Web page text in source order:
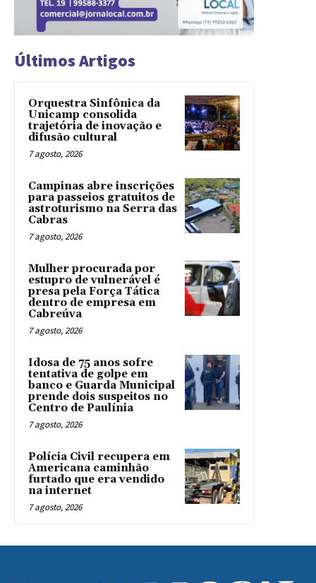
Últimos Artigos
Orquestra Sinfônica da
Unicamp consolida
trajetória de inovação e
difusão cultural
7 agosto, 2026
Campinas abre inscrições
para passeios gratuitos de
astroturismo na Serra das
Cabras
7 agosto, 2026
Mulher procurada por
estupro de vulnerável é
presa pela Força Tática
dentro de empresa em
Cabreúva
7 agosto, 2026
Idosa de 75 anos sofre
tentativa de golpe em
banco e Guarda Municipal
prende dois suspeitos no
Centro de Paulínia
7 agosto, 2026
Polícia Civil recupera em
Americana caminhão
furtado que era vendido
na internet
7 agosto, 2026